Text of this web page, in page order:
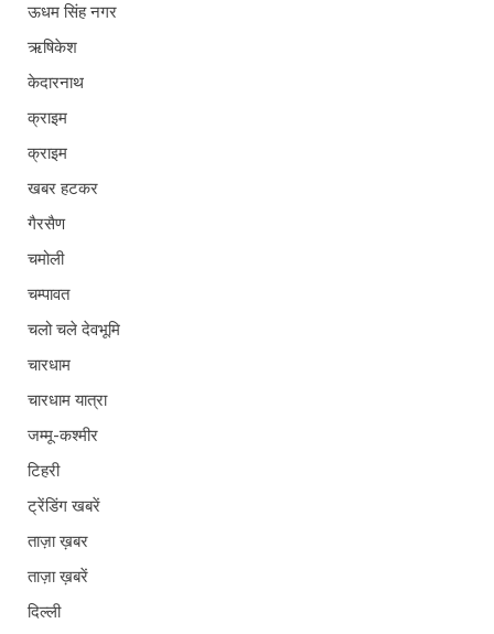
ऊधम सिंह नगर
ऋषिकेश
केदारनाथ
क्राइम
क्राइम
खबर हटकर
गैरसैण
चमोली
चम्पावत
चलो चले देवभूमि
चारधाम
चारधाम यात्रा
जम्मू-कश्मीर
टिहरी
ट्रेंडिंग खबरें
ताज़ा ख़बर
ताज़ा ख़बरें
दिल्ली